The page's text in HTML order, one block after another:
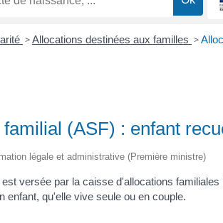
>Allocations destinées aux familles >
(ASF) : enfant
légale et administrative (Première ministre)
versée par la caisse d'allocations
enfant, qu'elle vive seule ou en couple.